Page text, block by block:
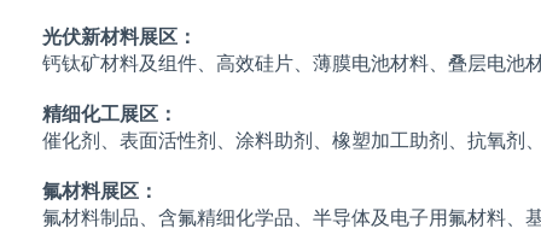
光伏新材料展区：
钙钛矿材料及组件、高效硅片、薄膜电池材料、叠层电池
精细化工展区 ：
催化剂、表面活性剂、涂料助剂、橡塑加工助剂、抗氧剂
氟材料展区 ：
氟材料制品、含氟精细化学品、半导体及电子用氟材料、